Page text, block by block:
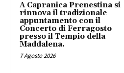
A Capranica Prenestina si
rinnova il tradizionale
appuntamento con il
Concerto di Ferragosto
presso il Tempio della
Maddalena.
7 Agosto 2026